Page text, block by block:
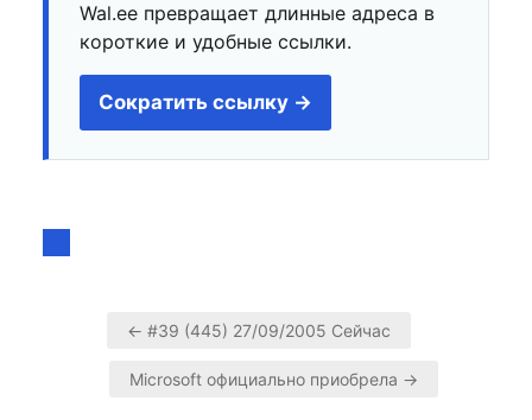
Wal.ee превращает длинные адреса в
короткие и удобные ссылки.
Сократить ссылку →
Навигация
← #39 (445) 27/09/2005 Сейчас
Microsoft официально приобрела →